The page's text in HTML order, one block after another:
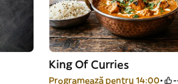
King Of Curries
Programează pentru 14:00